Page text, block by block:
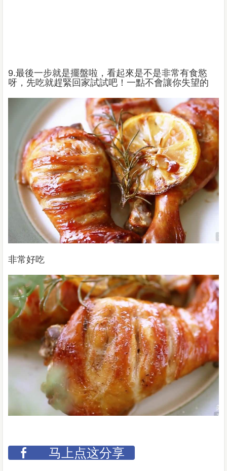
9.最後一步就是擺盤啦，看起來是不是非常有食慾
呀，先吃就趕緊回家試試吧！一點不會讓你失望的
非常好吃
马上点这分享